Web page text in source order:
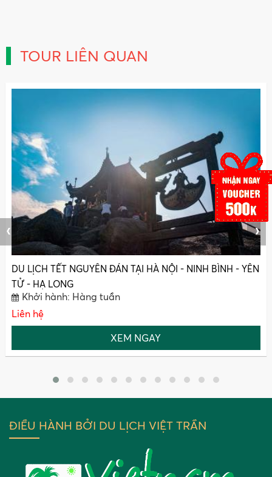
TOUR LIÊN QUAN
DU LỊCH TẾT NGUYÊN ĐÁN TẠI HÀ NỘI - NINH BÌNH - YÊN
TỬ - HẠ LONG
Khởi hành: Hàng tuần
Liên hệ
XEM NGAY
‹ ›
ĐIỀU HÀNH BỞI DU LỊCH VIỆT TRẦN